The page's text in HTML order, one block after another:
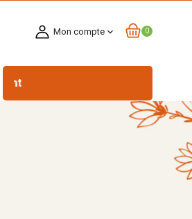
0
Mon compte expand_more